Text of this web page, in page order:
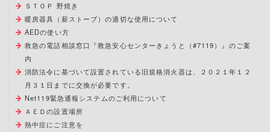
ＳＴＯＰ 野焼き
暖房器具（薪ストーブ）の適切な使用について
AEDの使い方
救急の電話相談窓口『救急安心センターきょうと（#7119）』のご案
内
消防法令に基づいて設置されている旧規格消火器は、２０２１年１２
月３１日までに交換が必要です。
Net119緊急通報システムのご利用について
ＡＥＤの設置場所
熱中症にご注意を